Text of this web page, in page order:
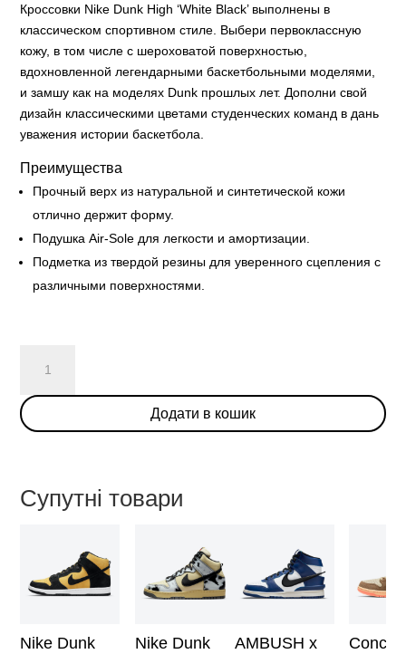
Кроссовки Nike Dunk High ‘White Black’ выполнены в
классическом спортивном стиле. Выбери первоклассную
кожу, в том числе с шероховатой поверхностью,
вдохновленной легендарными баскетбольными моделями,
и замшу как на моделях Dunk прошлых лет. Дополни свой
дизайн классическими цветами студенческих команд в дань
уважения истории баскетбола.
Преимущества
Прочный верх из натуральной и синтетической кожи
отлично держит форму.
Подушка Air-Sole для легкости и амортизации.
Подметка из твердой резины для уверенного сцепления с
различными поверхностями.
Dunk
High
'White
Додати в кошик
Супутні товари
Nike Dunk
Nike Dunk
AMBUSH x